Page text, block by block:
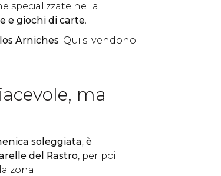
specializzate nella
e giochi di carte.
Arniches: Qui si vendono
ma
soleggiata, è
del Rastro, per poi
zona.